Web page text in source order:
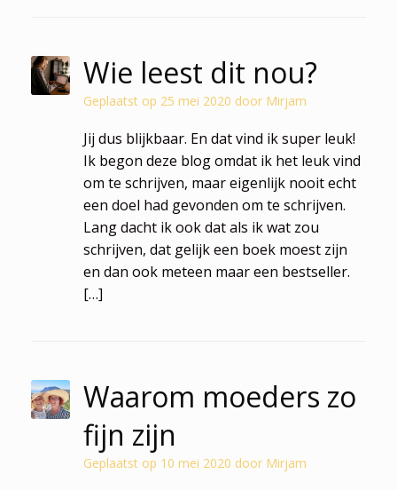
Wie leest dit nou?
Geplaatst op 25 mei 2020 door Mirjam
Jij dus blijkbaar. En dat vind ik super leuk!
Ik begon deze blog omdat ik het leuk vind
om te schrijven, maar eigenlijk nooit echt
een doel had gevonden om te schrijven.
Lang dacht ik ook dat als ik wat zou
schrijven, dat gelijk een boek moest zijn
en dan ook meteen maar een bestseller.
[…]
Waarom moeders zo
fijn zijn
Geplaatst op 10 mei 2020 door Mirjam